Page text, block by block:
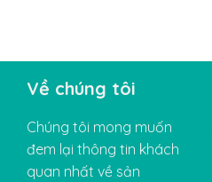
Về chúng tôi
Chúng tôi mong muốn
đem lại thông tin khách
quan nhất về sản